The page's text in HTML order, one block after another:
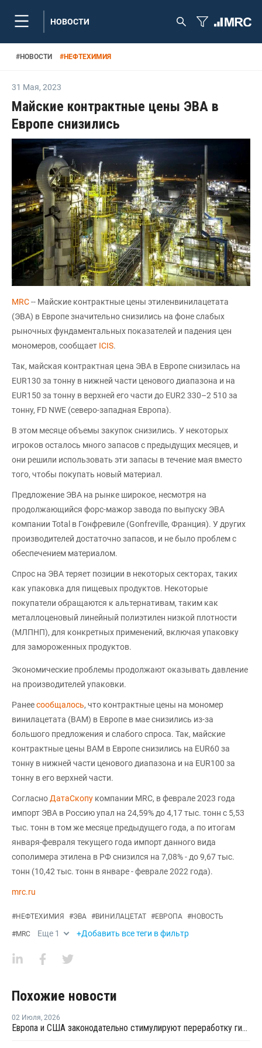
НОВОСТИ
#НОВОСТИ #НЕФТЕХИМИЯ
31 Мая, 2023
Майские контрактные цены ЭВА в
Европе снизились
MRC-- Майские контрактные цены этиленвинилацетата
(ЭВА) в Европе значительно снизились на фоне слабых
рыночных фундаментальных показателей и падения цен
мономеров, сообщает ICIS.
Так, майская контрактная цена ЭВА в Европе снизилась на
EUR130 за тонну в нижней части ценового диапазона и на
EUR150 за тонну в верхней его части до EUR2 330–2 510 за
тонну, FD NWE (северо-западная Европа).
В этом месяце объемы закупок снизились. У некоторых
игроков осталось много запасов с предыдущих месяцев, и
они решили использовать эти запасы в течение мая вместо
того, чтобы покупать новый материал.
Предложение ЭВА на рынке широкое, несмотря на
продолжающийся форс-мажор завода по выпуску ЭВА
компании Total в Гонфревиле (Gonfreville, Франция). У других
производителей достаточно запасов, и не было проблем с
обеспечением материалом.
Спрос на ЭВА теряет позиции в некоторых секторах, таких
как упаковка для пищевых продуктов. Некоторые
покупатели обращаются к альтернативам, таким как
металлоценовый линейный полиэтилен низкой плотности
(МЛПНП), для конкретных применений, включая упаковку
для замороженных продуктов.
Экономические проблемы продолжают оказывать давление
на производителей упаковки.
Ранеесообщалось, что контрактные цены на мономер
винилацетата (ВAM) в Европе в мае снизились из-за
большого предложения и слабого спроса. Так, майские
контрактные цены ВАМ в Европе снизились на EUR60 за
тонну в нижней части ценового диапазона и на EUR100 за
тонну в его верхней части.
Согласно ДатаСкопу компании MRC, в феврале 2023 года
импорт ЭВА в Россию упал на 24,59% до 4,17 тыс. тонн с 5,53
тыс. тонн в том же месяце предыдущего года, а по итогам
января-февраля текущего года импорт данного вида
сополимера этилена в РФ снизился на 7,08% - до 9,67 тыс.
тонн (10,42 тыс. тонн в январе - феврале 2022 года).
mrc.ru
#НЕФТЕХИМИЯ #ЭВА #ВИНИЛАЦЕТАТ #ЕВРОПА #НОВОСТЬ
#MRC Еще 1 +Добавить все теги в фильтр
Похожие новости
02 Июля, 2026
Европа и США законодательно стимулируют переработку гибкой пластиковой упаковки